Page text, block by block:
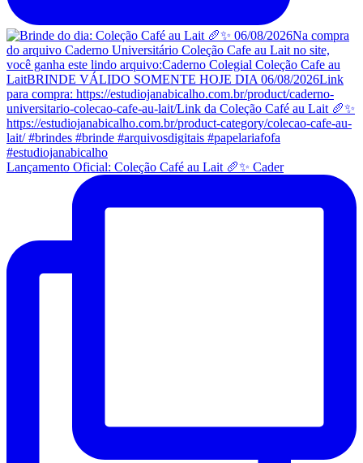
Lançamento Oficial: Coleção Café au Lait 🥖✨ Cader